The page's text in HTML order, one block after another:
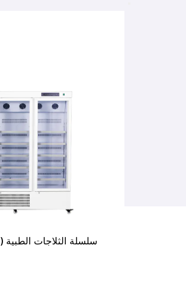
سلسلة الثلاجات الطبية (2-8 درجة مئوية).